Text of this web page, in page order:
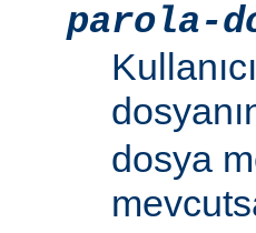
parola-
dosya